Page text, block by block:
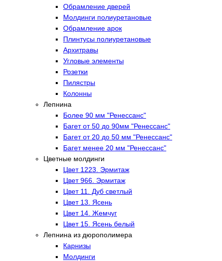
Обрамление дверей
Молдинги полиуретановые
Обрамление арок
Плинтусы полиуретановые
Архитравы
Угловые элементы
Розетки
Пилястры
Колонны
Лепнина
Более 90 мм "Ренессанс"
Багет от 50 до 90мм "Ренессанс"
Багет от 20 до 50 мм "Ренессанс"
Багет менее 20 мм "Ренессанс"
Цветные молдинги
Цвет 1223. Эрмитаж
Цвет 966. Эрмитаж
Цвет 11. Дуб светлый
Цвет 13. Ясень
Цвет 14. Жемчуг
Цвет 15. Ясень белый
Лепнина из дюрополимера
Карнизы
Молдинги